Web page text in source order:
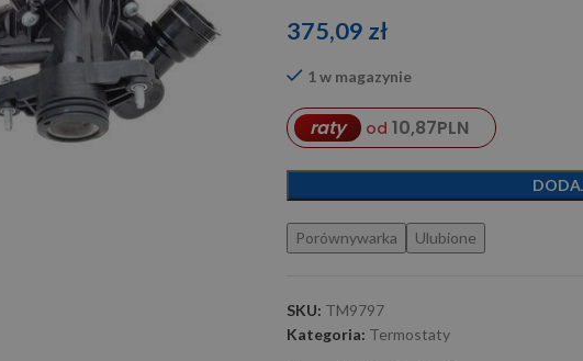
375,09 zł
1 w magazynie
raty od 10,87PLN
Porównywarka Ulubione
SKU: TM9797
Kategoria: Termostaty